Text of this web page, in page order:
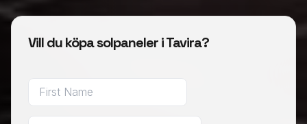
Vill du köpa solpaneler i Tavira?